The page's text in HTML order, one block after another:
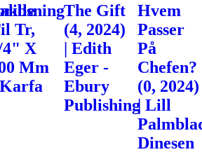
Tr,
4" X
Mm
The Gift
(4, 2024)
| Edith
Eger -
Ebury
Publishing
Hvem
Passer
På
Chefen?
(0, 2024)
| Lill
Dinesen